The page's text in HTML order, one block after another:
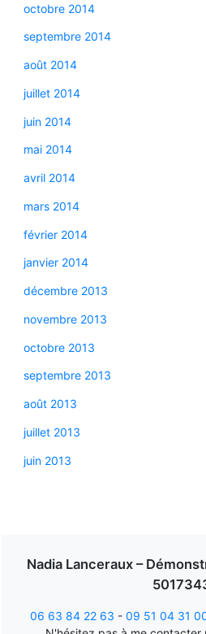
octobre 2014
septembre 2014
août 2014
juillet 2014
juin 2014
mai 2014
avril 2014
mars 2014
février 2014
janvier 2014
décembre 2013
novembre 2013
octobre 2013
septembre 2013
août 2013
juillet 2013
juin 2013
Nadia Lanceraux –
06 63 84 22 63 - 09 51 04 31